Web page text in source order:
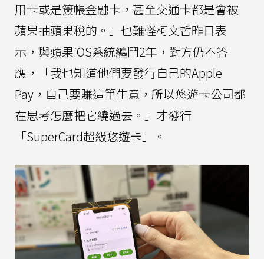
用卡或是簽帳金融卡，甚至交通卡都是會被
蘋果抽蘋果稅的。」也難怪柯文哲昨日表
示，與蘋果iOS系統纏鬥2年，對方仍不答
應，「我也知道他們要發行自己的Apple
Pay，自己要賺這筆生意，所以悠遊卡公司都
在思考怎麼把它繞過去。」才發行
「SuperCard超級悠遊卡」。